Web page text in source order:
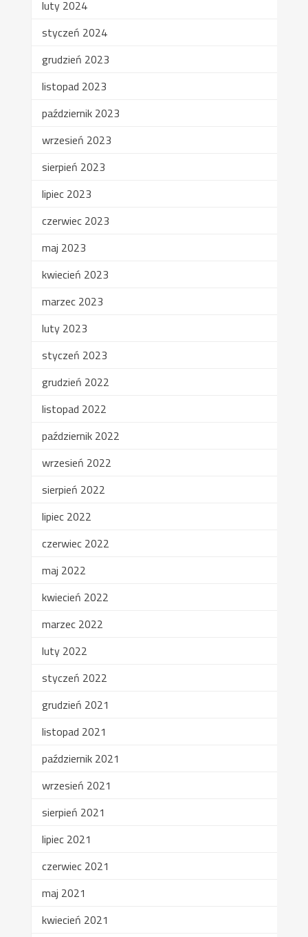
luty 2024
styczeń 2024
grudzień 2023
listopad 2023
październik 2023
wrzesień 2023
sierpień 2023
lipiec 2023
czerwiec 2023
maj 2023
kwiecień 2023
marzec 2023
luty 2023
styczeń 2023
grudzień 2022
listopad 2022
październik 2022
wrzesień 2022
sierpień 2022
lipiec 2022
czerwiec 2022
maj 2022
kwiecień 2022
marzec 2022
luty 2022
styczeń 2022
grudzień 2021
listopad 2021
październik 2021
wrzesień 2021
sierpień 2021
lipiec 2021
czerwiec 2021
maj 2021
kwiecień 2021